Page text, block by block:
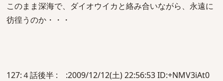
このまま深海で、ダイオウイカと絡み合いながら、永遠に
彷徨うのか・・・
127:４話後半 : :2009/12/12(土) 22:56:53 ID:+NMV3iAt0